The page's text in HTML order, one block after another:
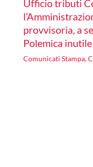
Ufficio tributi
provvisoria, a
Polemica
Comunicati Stampa,